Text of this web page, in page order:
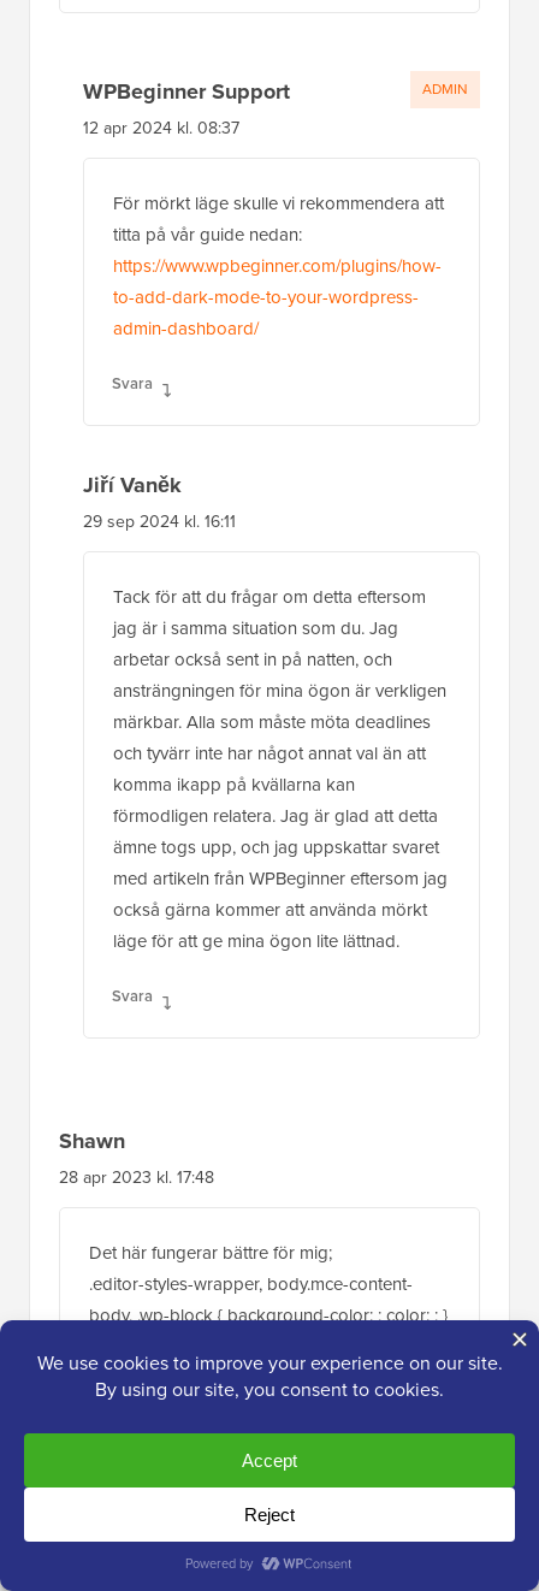
WPBeginner Support
12 apr 2024 kl. 08:37
För mörkt läge skulle vi rekommendera att
titta på vår guide nedan:
https://www.wpbeginner.com/plugins/how-
to-add-dark-mode-to-your-wordpress-
admin-dashboard/
Svara
ADMIN
Jiří Vaněk
29 sep 2024 kl. 16:11
Tack för att du frågar om detta eftersom
jag är i samma situation som du. Jag
arbetar också sent in på natten, och
ansträngningen för mina ögon är verkligen
märkbar. Alla som måste möta deadlines
och tyvärr inte har något annat val än att
komma ikapp på kvällarna kan
förmodligen relatera. Jag är glad att detta
ämne togs upp, och jag uppskattar svaret
med artikeln från WPBeginner eftersom jag
också gärna kommer att använda mörkt
läge för att ge mina ögon lite lättnad.
Svara
Shawn
28 apr 2023 kl. 17:48
Det här fungerar bättre för mig;
.editor-styles-wrapper, body.mce-content-
body, .wp-block { background-color: ; color: ; }
Svara
WPBeginner Support ADMIN